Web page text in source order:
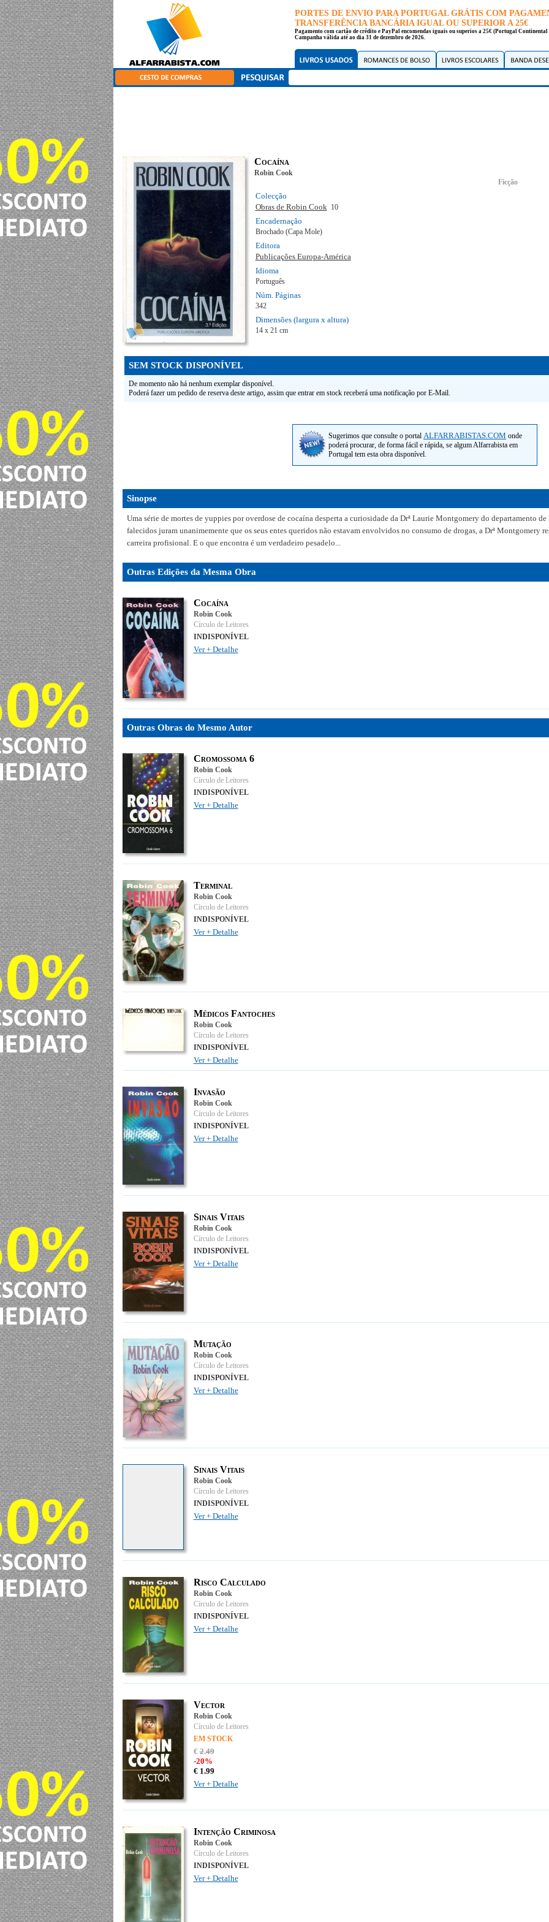
PORTES DE ENVIO PARA PORTUGAL GRÁTIS COM
TRANSFERÊNCIA BANCÁRIA IGUAL OU SUPERIOR A 25€
Pagamento com cartão de crédito e PayPal encomendas iguais ou superios a 25€ (Portugal Continental
Campanha válida até ao dia 31 de dezembro de 2026.
Cocaína
Robin Cook
Ficção
Colecção
Obras de Robin Cook10
Encadernação
Brochado (Capa Mole)
Editora
Publicações Europa-América
Idioma
Português
Núm. Páginas
342
Dimensões (largura x altura)
14 x 21 cm
SEM STOCK DISPONÍVEL
De momento não há nenhum exemplar disponível.
Poderá fazer um pedido de reserva deste artigo, assim que entrar em stock receberá uma notificação por E-Mail.
Sugerimos que consulte o portal ALFARRABISTAS.COM onde
poderá procurar, de forma fácil e rápida, se algum Alfarrabista em
Portugal tem esta obra disponível.
Sinopse
Uma série de mortes de yuppies por overdose de cocaína desperta a curiosidade da Drª Laurie Montgomery do departamento
falecidos juram unanimemente que os seus entes queridos não estavam envolvidos no consumo de drogas, a Drª Montgomery
carreira profisional. E o que encontra é um verdadeiro pesadelo...
Outras Edições da Mesma Obra
Cocaína
Robin Cook
Círculo de Leitores
INDISPONÍVEL
Ver + Detalhe
Outras Obras do Mesmo Autor
Cromossoma 6
Robin Cook
Círculo de Leitores
INDISPONÍVEL
Ver + Detalhe
Terminal
Robin Cook
Círculo de Leitores
INDISPONÍVEL
Ver + Detalhe
Médicos Fantoches
Robin Cook
Círculo de Leitores
INDISPONÍVEL
Ver + Detalhe
Invasão
Robin Cook
Círculo de Leitores
INDISPONÍVEL
Ver + Detalhe
Sinais Vitais
Robin Cook
Círculo de Leitores
INDISPONÍVEL
Ver + Detalhe
Mutação
Robin Cook
Círculo de Leitores
INDISPONÍVEL
Ver + Detalhe
Sinais Vitais
Robin Cook
Círculo de Leitores
INDISPONÍVEL
Ver + Detalhe
Risco Calculado
Robin Cook
Círculo de Leitores
INDISPONÍVEL
Ver + Detalhe
Vector
Robin Cook
Círculo de Leitores
EM STOCK
€2.49
-20%
€ 1.99
Ver + Detalhe
Intenção Criminosa
Robin Cook
Círculo de Leitores
INDISPONÍVEL
Ver + Detalhe